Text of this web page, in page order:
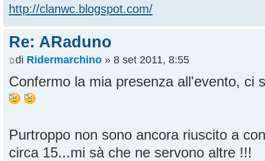
http://clanwc.blogspot.com/
Re: ARaduno
di Ridermarchino » 8 set 2011, 8:55
Confermo la mia presenza all'evento, ci
Purtroppo non sono ancora riuscito a
circa 15...mi sà che ne servono altre !!!